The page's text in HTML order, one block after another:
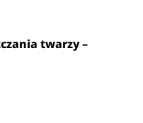
twarzy –